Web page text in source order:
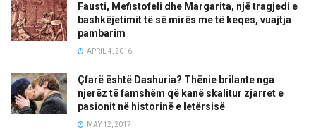
Fausti, Mefistofeli dhe Margarita, një tragjedi e
bashkëjetimit të së mirës me të keqes, vuajtja
pambarim
APRIL 4, 2016
Çfarë është Dashuria? Thënie brilante nga
njerëz të famshëm që kanë skalitur zjarret e
pasionit në historinë e letërsisë
MAY 12, 2017